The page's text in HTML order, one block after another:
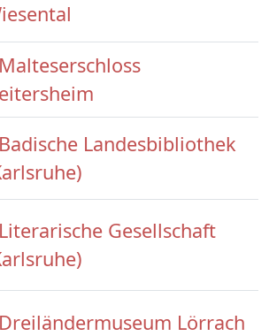
Malteserschloss
Badische Landesbibliothek
Literarische Gesellschaft
Dreiländermuseum Lörrach